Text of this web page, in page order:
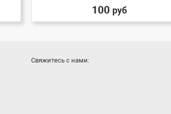
100 руб
Cвяжитесь с нами: